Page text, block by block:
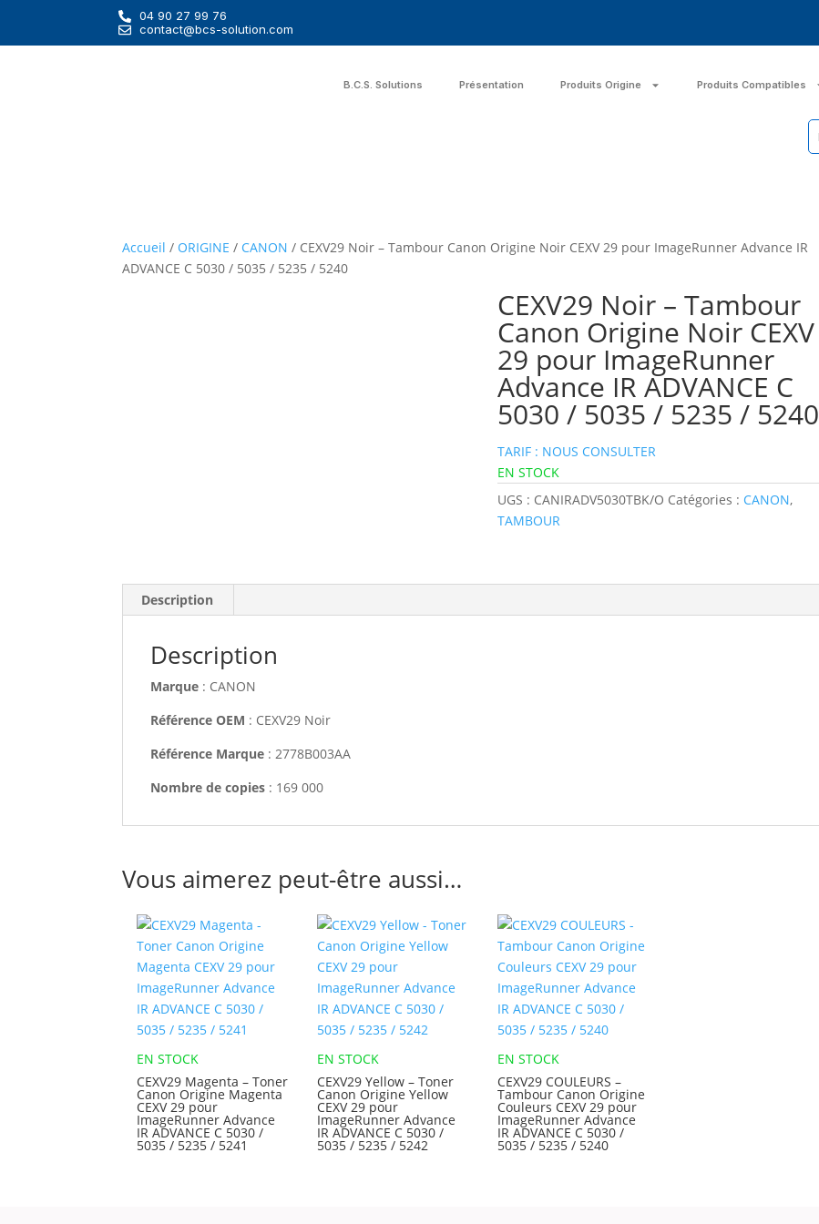
04 90 27 99 76
contact@bcs-solution.com
B.C.S. Solutions Présentation Produits Origine Produits Compatibles
Accueil / ORIGINE / CANON / CEXV29 Noir – Tambour Canon Origine Noir CEXV 29 pour ImageRunner Advance IR
ADVANCE C 5030 / 5035 / 5235 / 5240
CEXV29 Noir – Tambour
Canon Origine Noir CEXV
29 pour ImageRunner
Advance IR ADVANCE C
5030 / 5035 / 5235 / 5240
TARIF : NOUS CONSULTER
EN STOCK
UGS : CANIRADV5030TBK/O Catégories : CANON,
TAMBOUR
Description
Description
Marque : CANON
Référence OEM : CEXV29 Noir
Référence Marque : 2778B003AA
Nombre de copies : 169 000
Vous aimerez peut-être aussi…
EN STOCK
CEXV29 Magenta – Toner
Canon Origine Magenta
CEXV 29 pour
ImageRunner Advance
IR ADVANCE C 5030 /
5035 / 5235 / 5241
EN STOCK
CEXV29 Yellow – Toner
Canon Origine Yellow
CEXV 29 pour
ImageRunner Advance
IR ADVANCE C 5030 /
5035 / 5235 / 5242
EN STOCK
CEXV29 COULEURS –
Tambour Canon Origine
Couleurs CEXV 29 pour
ImageRunner Advance
IR ADVANCE C 5030 /
5035 / 5235 / 5240